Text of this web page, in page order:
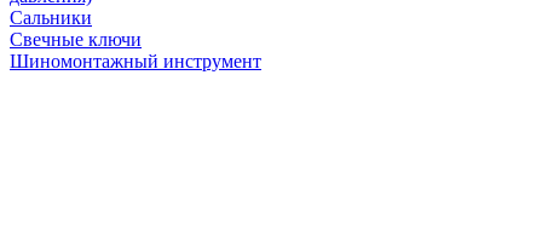
Сальники
Свечные ключи
Шиномонтажный инструмент